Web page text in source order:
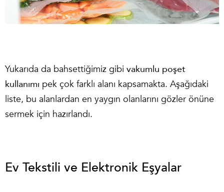
Yukarıda da bahsettiğimiz gibi vakumlu poşet
kullanımı pek çok farklı alanı kapsamakta. Aşağıdaki
liste, bu alanlardan en yaygın olanlarını gözler önüne
sermek için hazırlandı.
Ev Tekstili ve Elektronik Eşyalar